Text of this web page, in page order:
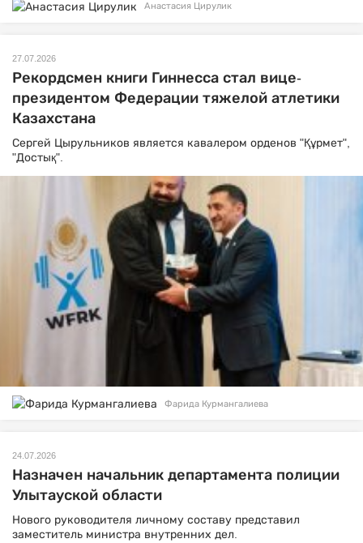
Анастасия Цирулик
27.07.2026
Рекордсмен книги Гиннесса стал вице-
президентом Федерации тяжелой атлетики
Казахстана
Сергей Цырульников является кавалером орденов "Құрмет",
"Достық".
Фарида Курмангалиева
24.07.2026
Назначен начальник департамента полиции
Улытауской области
Нового руководителя личному составу представил
заместитель министра внутренних дел.